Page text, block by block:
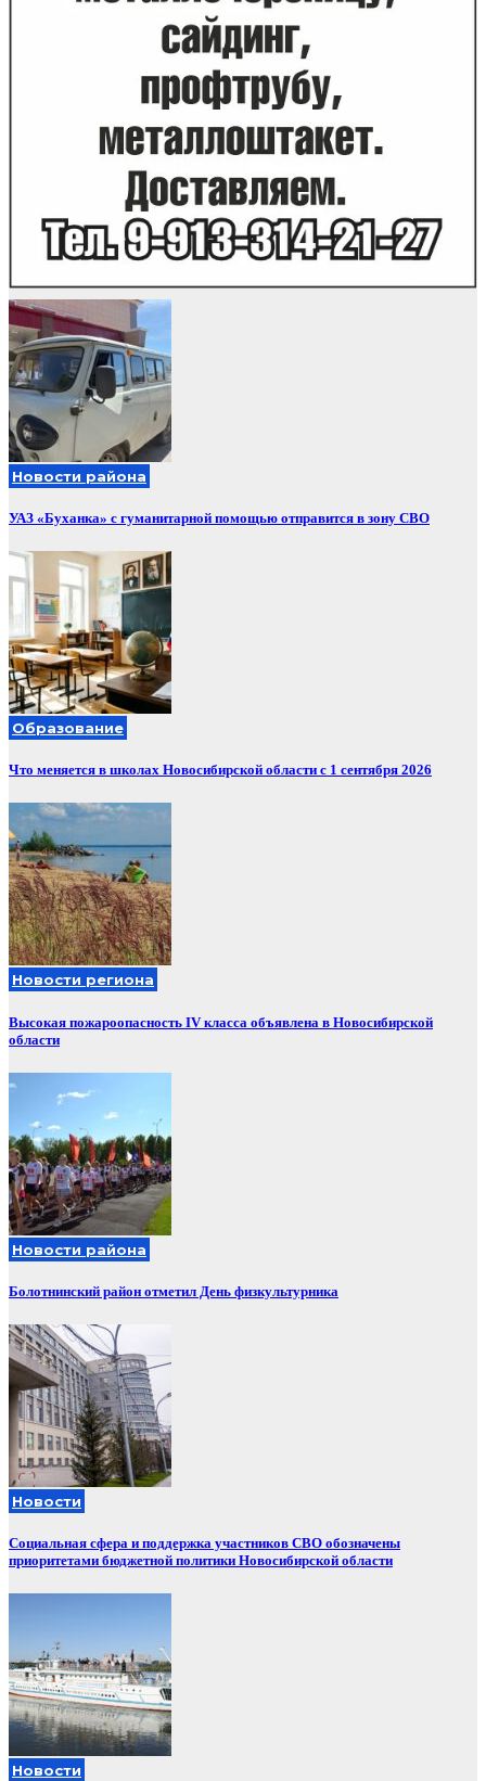
Новости района
УАЗ «Буханка» с гуманитарной помощью отправится в зону СВО
Образование
Что меняется в школах Новосибирской области с 1 сентября 2026
Новости региона
Высокая пожароопасность IV класса объявлена в Новосибирской
области
Новости района
Болотнинский район отметил День физкультурника
Новости
Социальная сфера и поддержка участников СВО обозначены
приоритетами бюджетной политики Новосибирской области
Новости